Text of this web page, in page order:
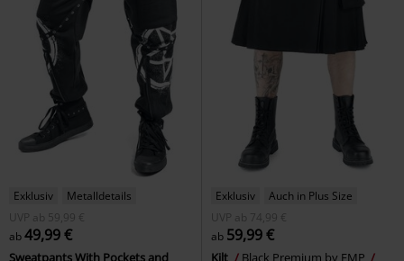
Exklusiv
Metalldetails
UVP
ab
59,99 €
ab49,99 €
Sweatpants With Pockets and
Exklusiv
Auch in Plus Size
UVP
ab 74,99 €
ab 59,99 €
Kilt
Black Premium by EMP